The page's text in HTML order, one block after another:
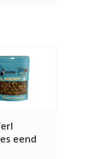
eend